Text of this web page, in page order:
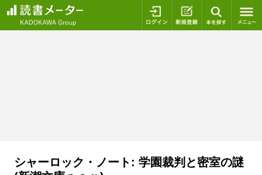
ログイン 新規登録
シャーロック・ノート: 学園裁判と密室の謎